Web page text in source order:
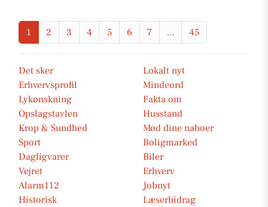
1 2 3 4 5 6 7 ... 45
Det sker
Lokalt nyt
Erhvervsprofil
Mindeord
Lykønskning
Fakta om
Opslagstavlen
Husstand
Krop & Sundhed
Mød dine naboer
Sport
Boligmarked
Dagligvarer
Biler
Vejret
Erhverv
Alarm112
Jobnyt
Historisk
Læserbidrag